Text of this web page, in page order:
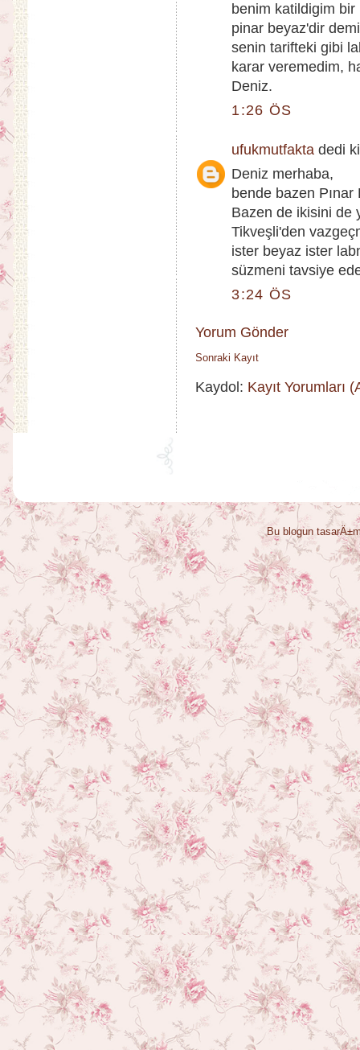
benim katildigim
pinar beyaz'dir
senin tarifteki gibi
karar veremedim,
Deniz.
1:26 ÖS
ufukmutfakta dedi
Deniz merhaba,
bende bazen
Bazen de ikisini de
Tikveşli'den
ister beyaz ister
süzmeni tavsiye
3:24 ÖS
Yorum Gönder
Sonraki Kayıt
Kaydol: Kayıt Yorumları
Bu blogun